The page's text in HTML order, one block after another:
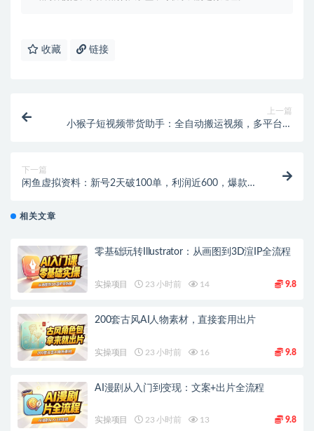
收藏 链接
上一篇
小猴子短视频带货助手：全自动搬运视频，多平台带
下一篇
闲鱼虚拟资料：新号2天破100单，利润近600，爆款选
相关文章
零基础玩转Illustrator：从画图到3D渲IP全流程
实操项目 23 小时前 14 9.8
200套古风AI人物素材，直接套用出片
实操项目 23 小时前 16 9.8
AI漫剧从入门到变现：文案+出片全流程
实操项目 23 小时前 13 9.8